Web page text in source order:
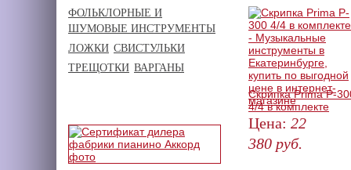
Скрипка Prima P-
4/4 в комплекте
Цена: 22
380 руб.
ФОЛЬКЛОРНЫЕ И
ШУМОВЫЕ ИНСТРУМЕНТЫ
ЛОЖКИ СВИСТУЛЬКИ
ТРЕЩОТКИ ВАРГАНЫ